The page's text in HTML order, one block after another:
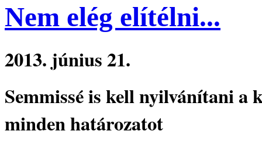
Nem elég elítélni...
2013. június 21.
Semmissé is kell nyilvánítani a
minden határozatot